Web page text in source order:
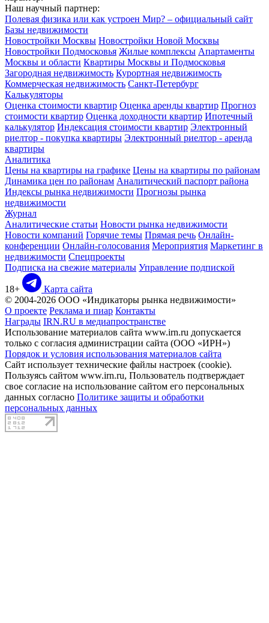
Наш научный партнер:
Полевая физика или как устроен Мир? – официальный сайт
Базы недвижимости
Новостройки Москвы Новостройки Новой Москвы
Новостройки Подмосковья Жилые комплексы Апартаменты
Москвы и области Квартиры Москвы и Подмосковья
Загородная недвижимость Курортная недвижимость
Коммерческая недвижимость Санкт-Петербург
Калькуляторы
Оценка стоимости квартир Оценка аренды квартир Прогноз
стоимости квартир Оценка доходности квартир Ипотечный
калькулятор Индексация стоимости квартир Электронный
риелтор - покупка квартиры Электронный риелтор - аренда
квартиры
Аналитика
Цены на квартиры на графике Цены на квартиры по районам
Динамика цен по районам Аналитический паспорт района
Индексы рынка недвижимости Прогнозы рынка
недвижимости
Журнал
Аналитические статьи Новости рынка недвижимости
Новости компаний Горячие темы Прямая речь Онлайн-
конференции Онлайн-голосования Мероприятия Маркетинг в
недвижимости Спецпроекты
Подписка на свежие материалы Управление подпиской
18+
Карта сайта
© 2004-2026 ООО «Индикаторы рынка недвижимости»
О проекте Реклама и пиар Контакты
Награды IRN.RU в медиапространстве
Использование материалов сайта www.irn.ru допускается
только с согласия администрации сайта (ООО «ИРН»)
Порядок и условия использования материалов сайта
Сайт использует технические файлы настроек (cookie).
Пользуясь сайтом www.irn.ru, Пользователь подтверждает
свое согласие на использование сайтом его персональных
данных согласно Политике защиты и обработки
персональных данных